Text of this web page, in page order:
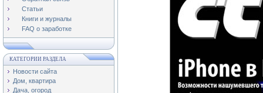
Статьи
Книги и журналы
FAQ о заработке
КАТЕГОРИИ РАЗДЕЛА
Новости сайта
Дом, квартира
Дача, огород